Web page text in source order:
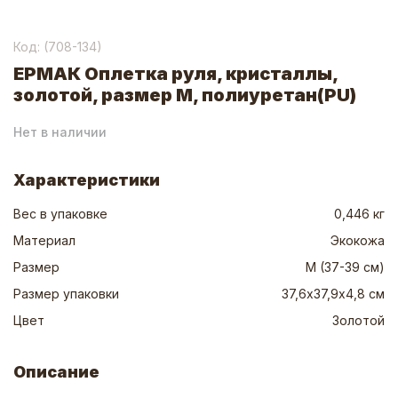
Код: (708-134)
ЕРМАК Оплетка руля, кристаллы,
золотой, размер M, полиуретан(PU)
Нет в наличии
Характеристики
Вес в упаковке
0,446 кг
Материал
Экокожа
Размер
M (37-39 см)
Размер упаковки
37,6х37,9х4,8 см
Цвет
Золотой
Описание